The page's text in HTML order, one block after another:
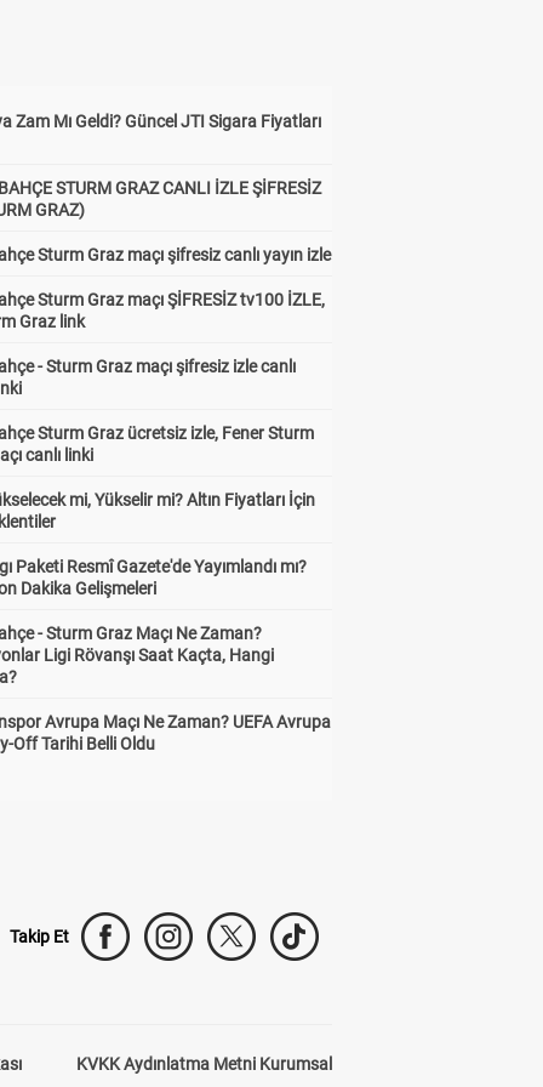
Zam Mı Geldi? Güncel JTI Sigara Fiyatları
STURM GRAZ CANLI İZLE ŞİFRESİZ
GRAZ)
Sturm Graz maçı şifresiz canlı yayın izle
Sturm Graz maçı ŞİFRESİZ tv100 İZLE,
Graz link
- Sturm Graz maçı şifresiz izle canlı
Sturm Graz ücretsiz izle, Fener Sturm
canlı linki
mi, Yükselir mi? Altın Fiyatları İçin
Paketi Resmî Gazete'de Yayımlandı mı?
Dakika Gelişmeleri
- Sturm Graz Maçı Ne Zaman?
Ligi Rövanşı Saat Kaçta, Hangi
Avrupa Maçı Ne Zaman? UEFA Avrupa
Off Tarihi Belli Oldu
Takip Et
KVKK Aydınlatma Metni Kurumsal